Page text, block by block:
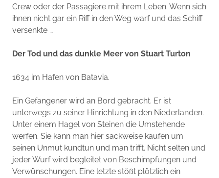
Crew oder der Passagiere mit ihrem Leben. Wenn sich
ihnen nicht gar ein Riff in den Weg warf und das Schiff
versenkte …
Der Tod und das dunkle Meer von Stuart Turton
1634 im Hafen von Batavia.
Ein Gefangener wird an Bord gebracht. Er ist
unterwegs zu seiner Hinrichtung in den Niederlanden.
Unter einem Hagel von Steinen die Umstehende
werfen. Sie kann man hier sackweise kaufen um
seinen Unmut kundtun und man trifft. Nicht selten und
jeder Wurf wird begleitet von Beschimpfungen und
Verwünschungen. Eine letzte stößt plötzlich ein